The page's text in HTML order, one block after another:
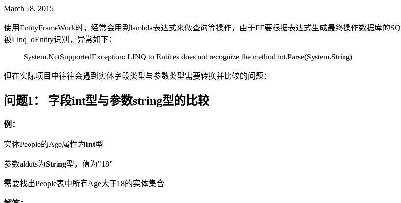
March 28, 2015
使用EntityFrameWork时，经常会用到lambda表达式来做查询等操作，由于EF要根据表达式生成最终操作数据库的
被LinqToEntity识别，异常如下：
System.NotSupportedException: LINQ to Entities does not recognize the method int.Parse(System.String)
但在实际项目中往往会遇到实体字段类型与参数类型需要转换并比较的问题：
问题1： 字段int型与参数string型的比较
例：
实体People的Age属性为Int型
参数alduts为String型，值为"18”
需要找出People表中所有Age大于18的实体集合